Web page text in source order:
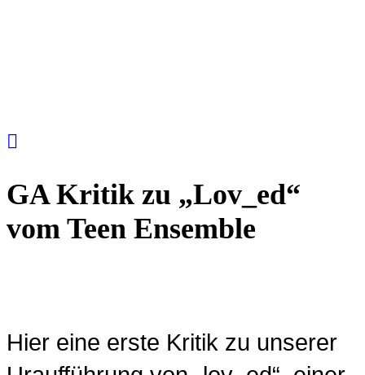
GA Kritik zu „Lov_ed“
vom Teen Ensemble
Hier eine erste Kritik zu unserer